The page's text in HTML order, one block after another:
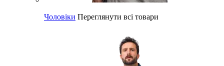
Чоловіки Переглянути всі товари